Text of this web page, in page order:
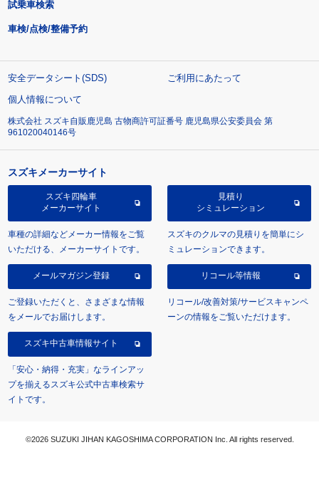
試乗車検索
車検/点検/整備予約
安全データシート(SDS)
ご利用にあたって
個人情報について
株式会社 スズキ自販鹿児島 古物商許可証番号 鹿児島県公安委員会 第
961020040146号
スズキメーカーサイト
スズキ四輪車
メーカーサイト
車種の詳細などメーカー情報をご覧
いただける、メーカーサイトです。
見積り
シミュレーション
スズキのクルマの見積りを簡単にシ
ミュレーションできます。
メールマガジン登録
ご登録いただくと、さまざまな情報
をメールでお届けします。
リコール等情報
リコール/改善対策/サービスキャンペ
ーンの情報をご覧いただけます。
スズキ中古車情報サイト
「安心・納得・充実」なラインアッ
プを揃えるスズキ公式中古車検索サ
イトです。
©2026 SUZUKI JIHAN KAGOSHIMA CORPORATION Inc. All rights reserved.